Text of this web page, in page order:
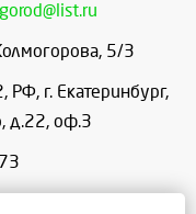
5/3
г. Екатеринбург,
д.22, оф.3